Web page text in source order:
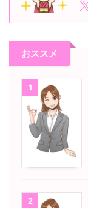
おススメ
1
2